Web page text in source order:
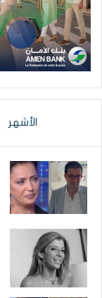
الأشهر